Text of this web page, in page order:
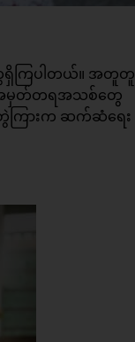
ရှိကြပါတယ်။ အတူတူ
အမှတ်တရအသစ်တွေ
ကြားက ဆက်ဆံရေး